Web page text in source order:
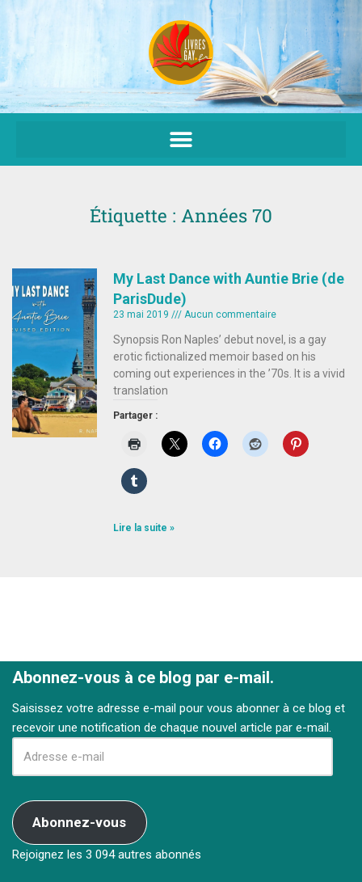
Aller
au
contenu
Étiquette : Années 70
My Last Dance with Auntie Brie (de
ParisDude)
23 mai 2019 Aucun commentaire
Synopsis Ron Naples’ debut novel, is a gay
erotic fictionalized memoir based on his
coming out experiences in the ’70s. It is a vivid
translation
Partager :
Lire la suite »
Abonnez-vous à ce blog par e-mail.
Saisissez votre adresse e-mail pour vous abonner à ce blog et
recevoir une notification de chaque nouvel article par e-mail.
Abonnez-vous
Rejoignez les 3 094 autres abonnés